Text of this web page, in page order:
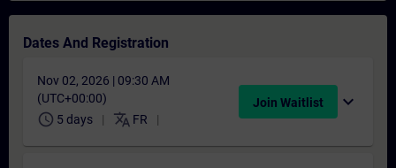
Dates And Registration
Nov 02, 2026 | 09:30 AM
(UTC+00:00)
schedule 5 days translate FR
Join Waitlist expand_more